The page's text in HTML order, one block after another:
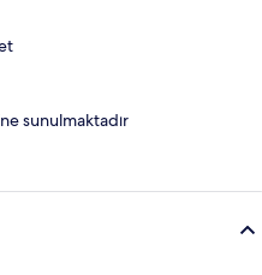
sunulmaktadır